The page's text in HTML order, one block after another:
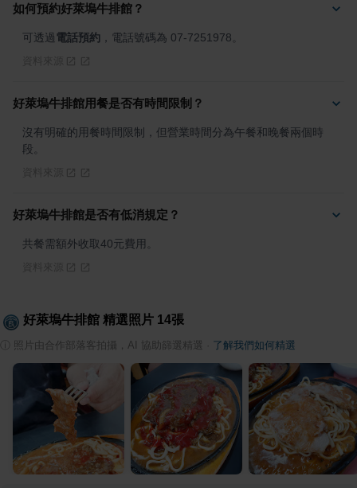
如何預約好萊塢牛排館？
可透過電話預約 ，電話號碼為 07-7251978。
好萊塢牛排館用餐是否有時間限制？
沒有明確的用餐時間限制，但營業時間分為午餐和晚餐兩個時
段。
好萊塢牛排館是否有低消規定？
共餐需額外收取40元費用。
好萊塢牛排館 精選照片 14張
照片由合作部落客拍攝，AI 協助篩選精選 了解我們如何精選